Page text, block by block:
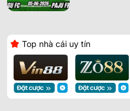
Top nhà cái uy tín